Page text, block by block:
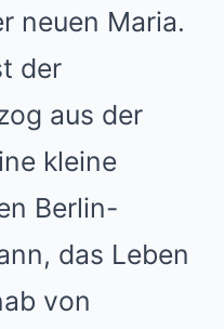
neuen Maria.
der
aus der
kleine
Berlin-
das Leben
von